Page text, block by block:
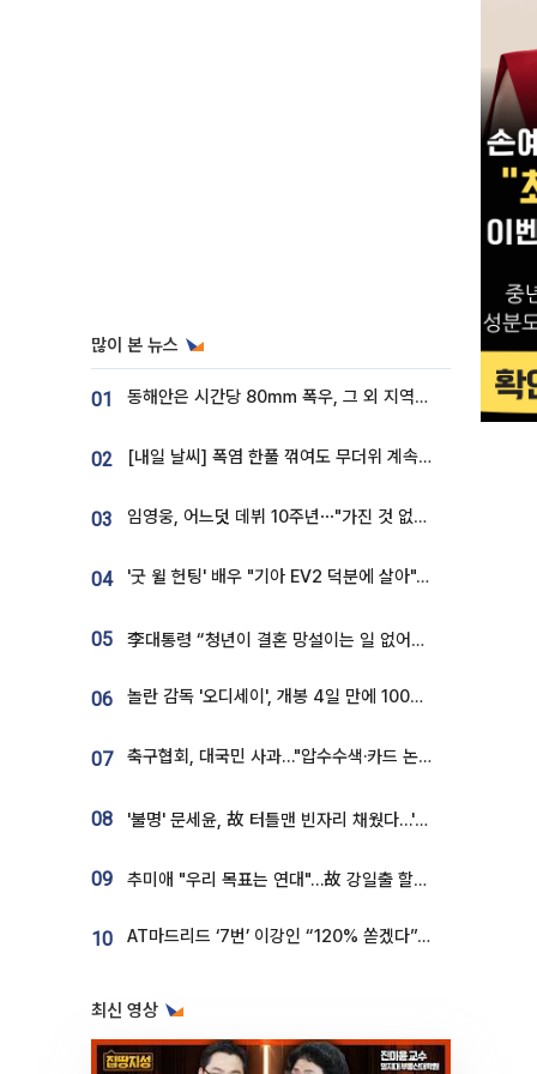
많이 본 뉴스
01 동해안은 시간당 80㎜ 폭우, 그 외 지역은 폭염…‘극과 극 날씨’
02 [내일 날씨] 폭염 한풀 꺾여도 무더위 계속⋯동해안 이틀 연속 비
03 임영웅, 어느덧 데뷔 10주년⋯"가진 것 없던 시절, 내 앞엔 20명의 팬뿐"
04 '굿 윌 헌팅' 배우 "기아 EV2 덕분에 살아"…교통사고 후 안전성 극찬
05 李대통령 “청년이 결혼 망설이는 일 없어야...제도상 불이익 조사”
06 놀란 감독 '오디세이', 개봉 4일 만에 100만 돌파⋯'왕사남' 보다 빠르다
07 축구협회, 대국민 사과…"압수수색·카드 논란 사죄, 강도 높은 쇄신"
08 '불명' 문세윤, 故 터틀맨 빈자리 채웠다…'거북이' 눈물의 최종 우승
09 추미애 "우리 목표는 연대"…故 강일출 할머니 흉상 제막
10 AT마드리드 ‘7번’ 이강인 “120% 쏟겠다”⋯시메오네 감독 “필요한 선수”
최신 영상